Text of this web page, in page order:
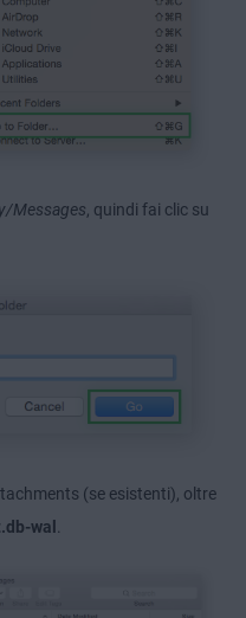
Messages , quindi fai clic su
(se esistenti), oltre
wal